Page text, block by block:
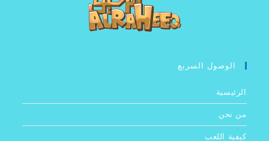
الوصول السريع
الرئيسية
من نحن
كيفية اللعب